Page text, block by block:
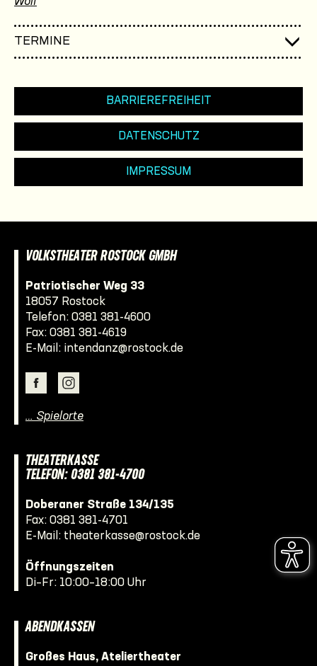
TERMINE
BARRIEREFREIHEIT
DATENSCHUTZ
IMPRESSUM
VOLKSTHEATER ROSTOCK GMBH
Patriotischer Weg 33
18057 Rostock
Telefon: 0381 381-4600
Fax: 0381 381-4619
E-Mail: intendanz@rostock.de
… Spielorte
THEATERKASSE
TELEFON: 0381 381-4700
Doberaner Straße 134/135
Fax: 0381 381-4701
E-Mail: theaterkasse@rostock.de
Öffnungszeiten
Di–Fr: 10:00–18:00 Uhr
ABENDKASSEN
Großes Haus, Ateliertheater